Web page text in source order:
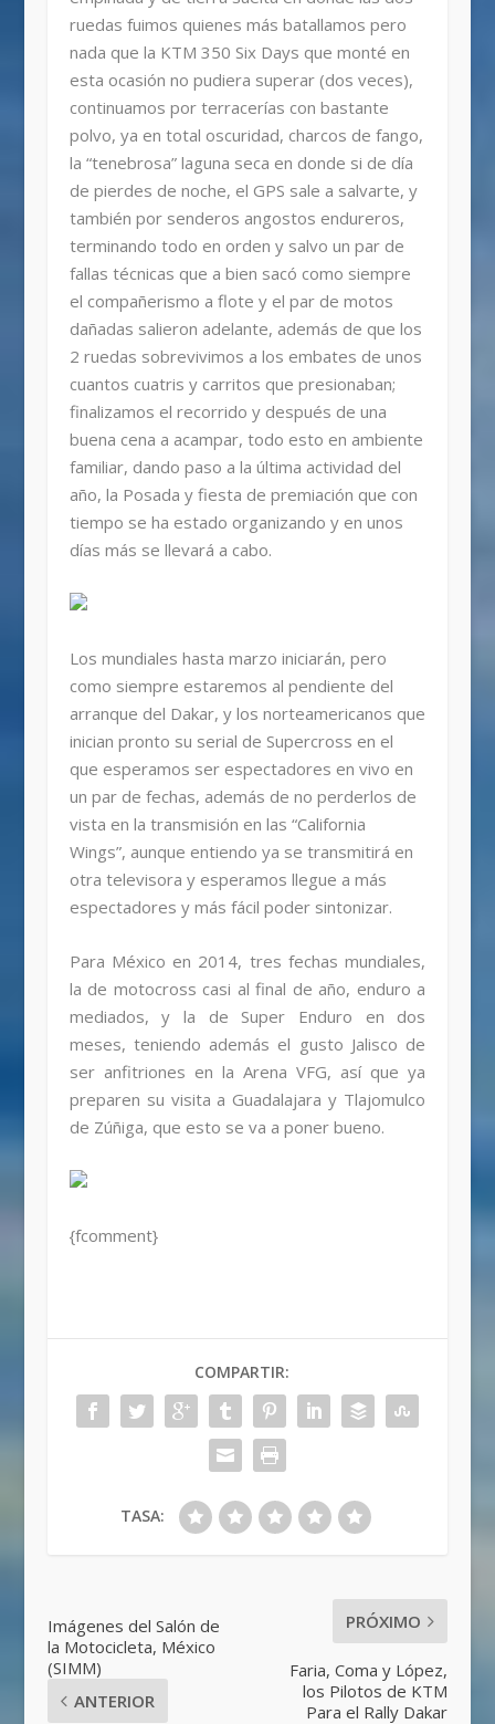
ruedas fuimos quienes más batallamos pero
nada que la KTM 350 Six Days que monté en
esta ocasión no pudiera superar (dos veces),
continuamos por terracerías con bastante
polvo, ya en total oscuridad, charcos de fango,
la “tenebrosa” laguna seca en donde si de día
de pierdes de noche, el GPS sale a salvarte, y
también por senderos angostos endureros,
terminando todo en orden y salvo un par de
fallas técnicas que a bien sacó como siempre
el compañerismo a flote y el par de motos
dañadas salieron adelante, además de que los
2 ruedas sobrevivimos a los embates de unos
cuantos cuatris y carritos que presionaban;
finalizamos el recorrido y después de una
buena cena a acampar, todo esto en ambiente
familiar, dando paso a la última actividad del
año, la Posada y fiesta de premiación que con
tiempo se ha estado organizando y en unos
días más se llevará a cabo.
Los mundiales hasta marzo iniciarán, pero
como siempre estaremos al pendiente del
arranque del Dakar, y los norteamericanos que
inician pronto su serial de Supercross en el
que esperamos ser espectadores en vivo en
un par de fechas, además de no perderlos de
vista en la transmisión en las “California
Wings”, aunque entiendo ya se transmitirá en
otra televisora y esperamos llegue a más
espectadores y más fácil poder sintonizar.
Para México en 2014, tres fechas mundiales,
la de motocross casi al final de año, enduro a
mediados, y la de Super Enduro en dos
meses, teniendo además el gusto Jalisco de
ser anfitriones en la Arena VFG, así que ya
preparen su visita a Guadalajara y Tlajomulco
de Zúñiga, que esto se va a poner bueno.
{fcomment}
COMPARTIR:
TASA:
Imágenes del Salón de
la Motocicleta, México
(SIMM)
ANTERIOR
PRÓXIMO
Faria, Coma y López,
los Pilotos de KTM
Para el Rally Dakar